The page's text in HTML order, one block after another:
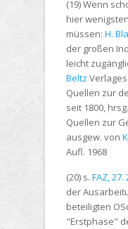
(19) Wenn
hier
müssen: H.
der großen
leicht
Beltz
Quellen zur
seit 1800,
Quellen zur
ausgew. von
Aufl. 1968
(20) s. FAZ, 27.
der
beteiligten
"Erstphase"